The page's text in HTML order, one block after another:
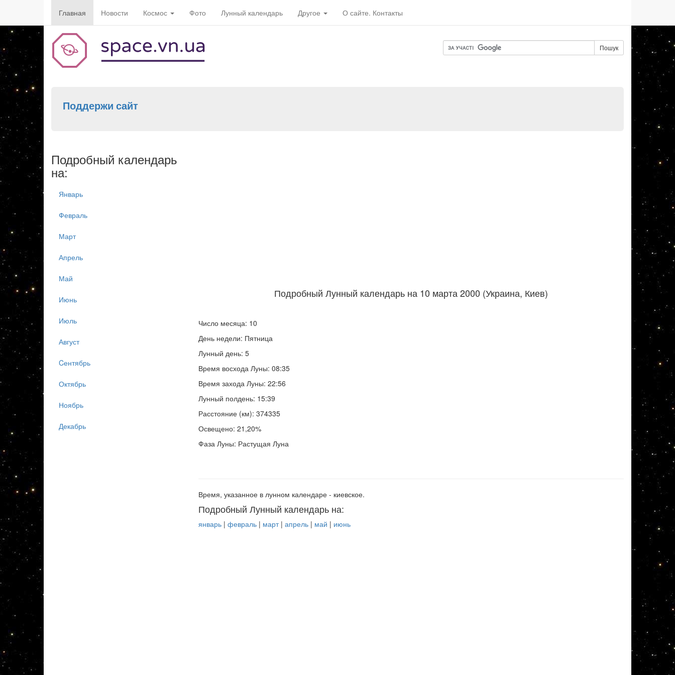
Главная Новости Космос Фото Лунный календарь Другое О сайте. Контакты
Пошук
Поддержи сайт
Подробный Лунный календарь на 10 марта 2000 (Украина, Киев)
Число месяца: 10
День недели: Пятница
Лунный день: 5
Время восхода Луны: 08:35
Время захода Луны: 22:56
Лунный полдень: 15:39
Расстояние (км): 374335
Освещено: 21,20%
Фаза Луны: Растущая Луна
Время, указанное в лунном календаре - киевское.
Подробный Лунный календарь на:
январь| февраль| март| апрель| май | июнь
Подробный календарь
на:
Январь
Февраль
Март
Апрель
Май
Июнь
Июль
Август
Cентябрь
Октябрь
Ноябрь
Декабрь